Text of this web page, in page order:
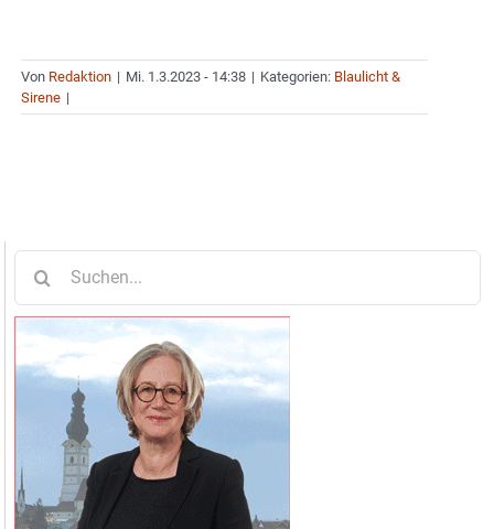
Von Redaktion | Mi. 1.3.2023 - 14:38 | Kategorien: Blaulicht &
Sirene |
nach: